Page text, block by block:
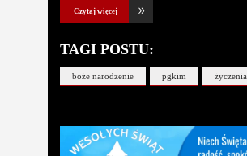
Czytaj więcej
TAGI POSTU:
boże narodzenie pgkim życzenia